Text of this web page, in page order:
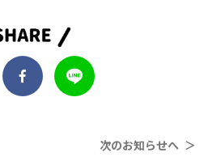
次のお知らせへ ＞